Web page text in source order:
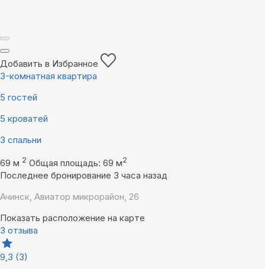
Добавить в Избранное
3-комнатная квартира
5 гостей
5 кроватей
3 спальни
69 м 2 Общая площадь: 69 м2
Последнее бронирование 3 часа назад
Ачинск, Авиатор микрорайон, 26
Показать расположение на карте
3 отзыва
9,3 (3)